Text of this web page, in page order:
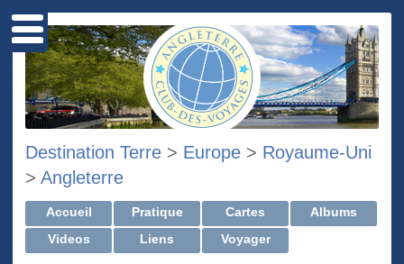
Destination Terre > Europe > Royaume-Uni
> Angleterre
Accueil Pratique Cartes
Albums
Videos
Liens Voyager